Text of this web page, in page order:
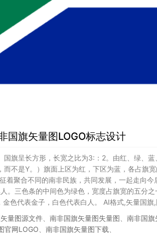
国旗矢量图LOGO标志设计
旗呈长方形，长宽之比为3:：2。由红、绿、
不是Y。）旗面上区为红，下区为蓝，各占旗
着聚合不同的南非民族，共同发展，一起走向
。三色条的中间色为绿色，宽度占旗宽的五分
色代表金子，白色代表白人。 AI格式,矢量国
量图源文件 南非国旗矢量图失量图 南非国旗
官网LOGO
南非国旗矢量图下载